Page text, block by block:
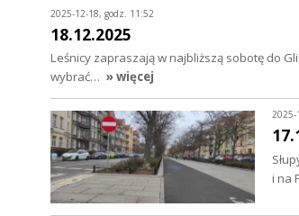
2025-12-18, godz. 11:52
18.12.2025
Leśnicy zapraszają w najbliższą sobotę do
wybrać… » więcej
2025-
i na